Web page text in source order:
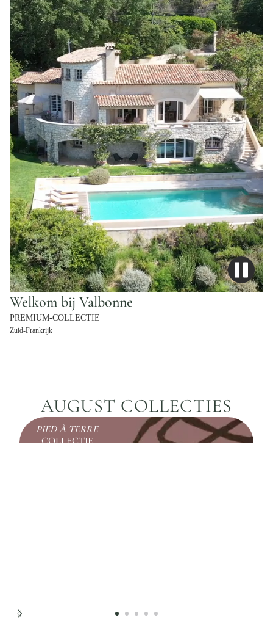
Welkom bij Valbonne
PREMIUM-COLLECTIE
Zuid-Frankrijk
AUGUST COLLECTIES
PIED À TERRE
COLLECTIE